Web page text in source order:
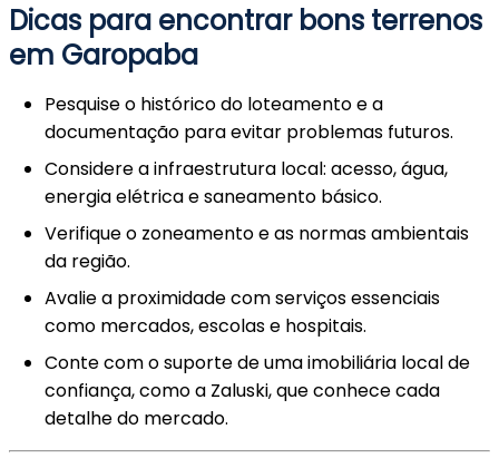
Dicas para encontrar bons terrenos
em Garopaba
Pesquise o histórico do loteamento e a
documentação para evitar problemas futuros.
Considere a infraestrutura local: acesso, água,
energia elétrica e saneamento básico.
Verifique o zoneamento e as normas ambientais
da região.
Avalie a proximidade com serviços essenciais
como mercados, escolas e hospitais.
Conte com o suporte de uma imobiliária local de
confiança, como a Zaluski, que conhece cada
detalhe do mercado.